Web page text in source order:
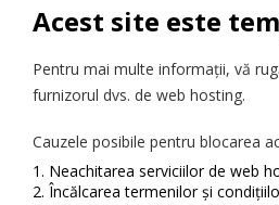
Acest site este
Pentru mai multe informații, vă
furnizorul dvs. de web hosting.
Cauzele posibile pentru blocarea
Neachitarea serviciilor de web
Încălcarea termenilor și